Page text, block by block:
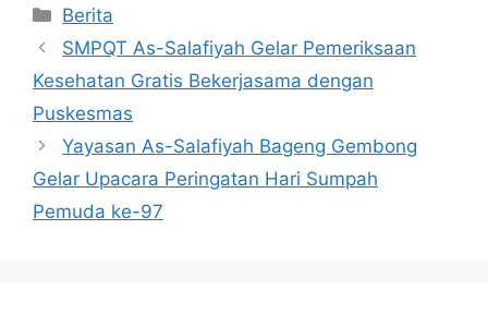
Berita
SMPQT As-Salafiyah Gelar Pemeriksaan
Kesehatan Gratis Bekerjasama dengan
Puskesmas
Yayasan As-Salafiyah Bageng Gembong
Gelar Upacara Peringatan Hari Sumpah
Pemuda ke-97